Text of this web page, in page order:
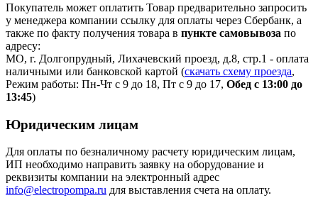
Покупатель может оплатить Товар предварительно запросить
у менеджера компании ссылку для оплаты через Сбербанк, а
также по факту получения товара в пункте самовывоза по
адресу:
МО, г. Долгопрудный, Лихачевский проезд, д.8, стр.1 - оплата
наличными или банковской картой (скачать схему проезда,
Режим работы: Пн-Чт с 9 до 18, Пт с 9 до 17, Обед с 13:00 до
13:45)
Юридическим лицам
Для оплаты по безналичному расчету юридическим лицам,
ИП необходимо направить заявку на оборудование и
реквизиты компании на электронный адрес
info@electropompa.ru для выставления счета на оплату.